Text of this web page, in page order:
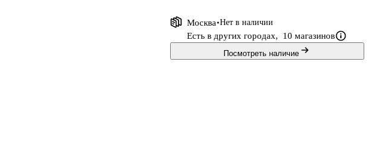
Москва Нет в наличии
Есть в других городах, 10 магазинов
Посмотреть наличие